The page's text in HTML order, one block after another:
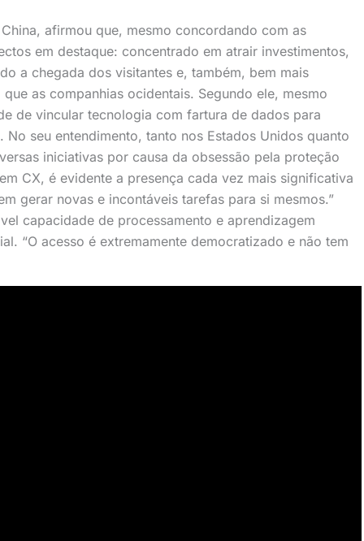
afirmou que, mesmo concordando com as
em destaque: concentrado em atrair investimentos,
a chegada dos visitantes e, também, bem mais
as companhias ocidentais. Segundo ele, mesmo
de vincular tecnologia com fartura de dados para
seu entendimento, tanto nos Estados Unidos quanto
iniciativas por causa da obsessão pela proteção
CX, é evidente a presença cada vez mais significativa
gerar novas e incontáveis tarefas para si mesmos.”
capacidade de processamento e aprendizagem
“O acesso é extremamente democratizado e não tem